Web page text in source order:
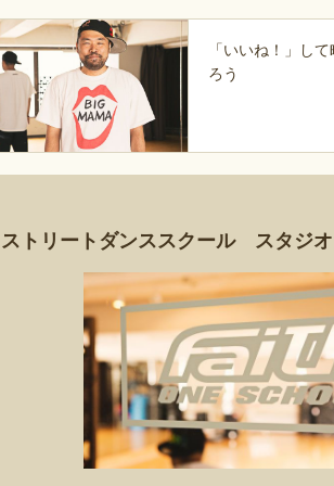
「いいね！」し
ろう
ストリートダンススクール スタジ